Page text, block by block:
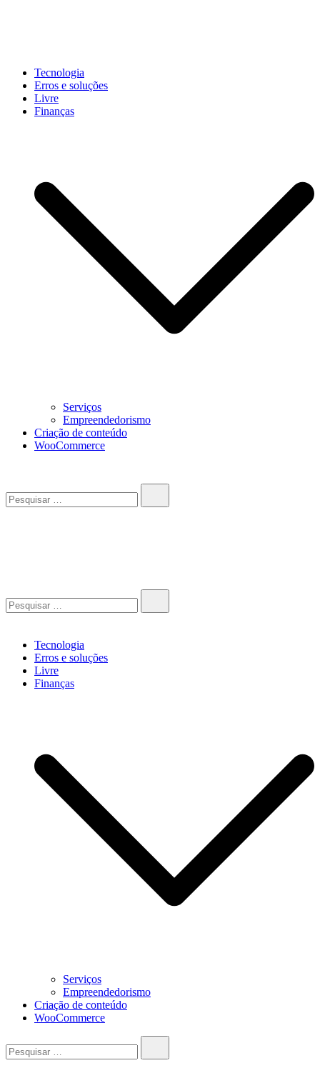
John-Henrique
Distribuindo conteúdo útil
Tecnologia
Erros e soluções
Livre
Finanças
Serviços
Empreendedorismo
Criação de conteúdo
WooCommerce
Tecnologia
Erros e soluções
Livre
Finanças
Serviços
Empreendedorismo
Criação de conteúdo
WooCommerce